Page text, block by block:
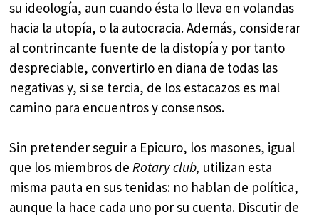
su ideología, aun cuando ésta lo lleva en volandas
hacia la utopía, o la autocracia. Además, considerar
al contrincante fuente de la distopía y por tanto
despreciable, convertirlo en diana de todas las
negativas y, si se tercia, de los estacazos es mal
camino para encuentros y consensos.
Sin pretender seguir a Epicuro, los masones, igual
que los miembros deRotary club, utilizan esta
misma pauta en sus tenidas: no hablan de política,
aunque la hace cada uno por su cuenta. Discutir de